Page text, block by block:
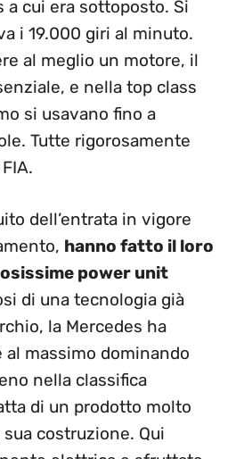
a cui era sottoposto. Si
i 19.000 giri al minuto.
al meglio un motore, il
e nella top class
si usavano fino a
Tutte rigorosamente
dell’entrata in vigore
hanno fatto il loro
power unit
di una tecnologia già
la Mercedes ha
massimo dominando
nella classifica
di un prodotto molto
costruzione. Qui